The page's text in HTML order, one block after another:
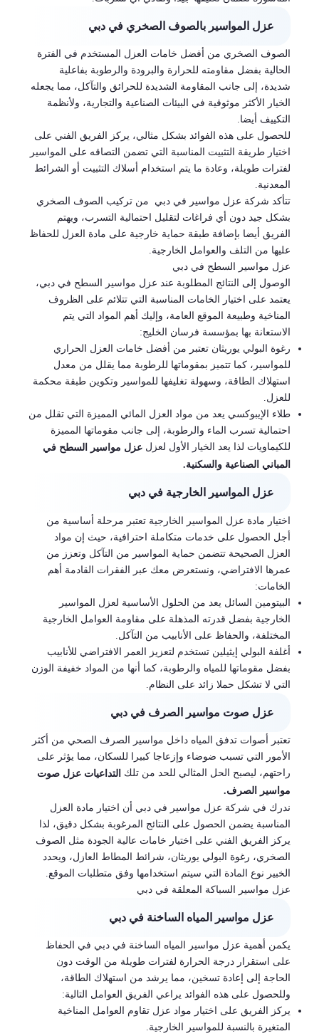
عزل المواسير بالصوف الصخري في دبي
الصوف الصخري من أفضل خامات العزل المستخدم في الفترة
الحالية بفضل مقاومته للحرارة والبرودة والرطوبة بفاعلية
شديدة، إلى جانب المقاومة الشديدة للحرائق والتآكل، مما يجعله
الخيار الأكثر موثوقية في البيئات الصناعية والتجارية، ولأنظمة
التكييف أيضا.
للحصول على هذه الفوائد بشكل مثالي، يركز الفريق الفني على
اختيار طريقة التثبيت المناسبة التي تضمن التصاقه على المواسير
لفترات طويلة، وعادة ما يتم استخدام أسلاك التثبيت أو الشرائط
المعدنية.
تتأكد شركة عزل مواسير في دبي من تركيب الصوف الصخري
بشكل جيد دون أي فراغات لتقليل احتمالية التسرب، ويهتم
الفريق أيضا بإضافة طبقة حماية خارجية على مادة العزل للحفاظ
عليها من التلف والعوامل الخارجية.
عزل مواسير السطح في دبي
الوصول إلى النتائج المطلوبة عند عزل مواسير السطح في دبي،
يعتمد على اختيار الخامات المناسبة التي تتلائم على الظروف
المناخية وطبيعة الموقع العامة، وإليك أهم المواد التي يتم
الاستعانة بها بمؤسسة فرسان الخليج:
رغوة البولي يوريثان تعتبر من أفضل خامات العزل الحراري
للمواسير، كما تتميز بمقوماتها للرطوبة مما يقلل من معدل
استهلاك الطاقة، وسهولة تغليفها للمواسير وتكوين طبقة محكمة
للعزل.
طلاء الإيبوكسي يعد من مواد العزل المائي المميزة التي تقلل من
احتمالية تسرب الماء والرطوبة، إلى جانب مقوماتها المميزة
للكيماويات لذا يعد الخيار الأول لعزل عزل مواسير السطح في
المباني الصناعية والسكنية.
عزل المواسير الخارجية في دبي
اختيار مادة عزل المواسير الخارجية تعتبر مرحلة أساسية من
أجل الحصول على خدمات متكاملة احترافية، حيث إن مواد
العزل الصحيحة تتضمن حماية المواسير من التآكل وتعزز من
عمرها الافتراضي، ونستعرض معك عبر الفقرات القادمة أهم
الخامات:
البيتومين السائل يعد من الحلول الأساسية لعزل المواسير
الخارجية بفضل قدرته المذهلة على مقاومة العوامل الخارجية
المختلفة، والحفاظ على الأنابيب من التآكل.
أغلفة البولي إيثيلين تستخدم لتعزيز العمر الافتراضي للأنابيب
بفضل مقوماتها للمياه والرطوبة، كما أنها من المواد خفيفة الوزن
التي لا تشكل حملا زائد على النظام.
عزل صوت مواسير الصرف في دبي
تعتبر أصوات تدفق المياه داخل مواسير الصرف الصحي من أكثر
الأمور التي تسبب ضوضاء وإزعاجا كبيرا للسكان، مما يؤثر على
راحتهم، ليصبح الحل المثالي للحد من تلك التداعيات عزل صوت
مواسير الصرف.
ندرك في شركة عزل مواسير في دبي أن اختيار مادة العزل
المناسبة يضمن الحصول على النتائج المرغوبة بشكل دقيق، لذا
يركز الفريق الفني على اختيار خامات عالية الجودة مثل الصوف
الصخري، رغوة البولي يوريثان، شرائط المطاط العازل، ويحدد
الخبير نوع المادة التي سيتم استخدامها وفق متطلبات الموقع.
عزل مواسير السباكة المعلقة في دبي
عزل مواسير المياه الساخنة في دبي
يكمن أهمية عزل مواسير المياه الساخنة في دبي في الحفاظ
على استقرار درجة الحرارة لفترات طويلة من الوقت دون
الحاجة إلى إعادة تسخين، مما يرشد من استهلاك الطاقة،
وللحصول على هذه الفوائد يراعي الفريق العوامل التالية:
يركز الفريق على اختيار مواد عزل تقاوم العوامل المناخية
المتغيرة بالنسبة للمواسير الخارجية.